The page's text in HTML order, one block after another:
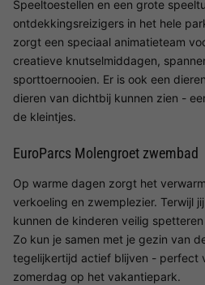
Speeltoestellen en een grote
ontdekkingsreizigers in het hele
zorgt een speciaal animatieteam
creatieve knutselmiddagen,
sporttoernooien. Er is ook een
dieren van dichtbij kunnen zien -
de kleintjes.
EuroParcs Molengroet zwembad
Op warme dagen zorgt het
verkoeling en zwemplezier. Terwijl
kunnen de kinderen veilig
Zo kun je samen met je gezin van
tegelijkertijd actief blijven - perfect
zomerdag op het vakantiepark.